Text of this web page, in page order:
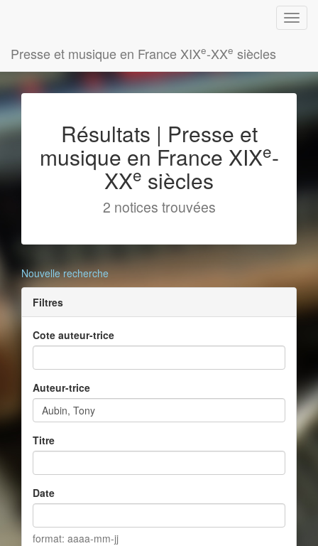
Presse et musique en France XIXe-XXe siècles
Résultats | Presse et
musique en France XIXe-
XXe siècles
2 notices trouvées
Nouvelle recherche
Filtres
Cote auteur-trice
Auteur-trice
Titre
Date
format: aaaa-mm-jj